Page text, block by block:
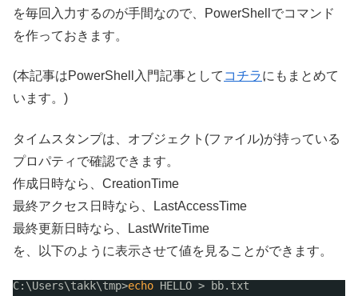
を毎回入力するのが手間なので、PowerShellでコマンド
を作っておきます。
(本記事はPowerShell入門記事として コチラにもまとめて
います。)
タイムスタンプは、オブジェクト(ファイル)が持っている
プロパティで確認できます。
作成日時なら、CreationTime
最終アクセス日時なら、LastAccessTime
最終更新日時なら、LastWriteTime
を、以下のように表示させて値を見ることができます。
C:\Users\takk\tmp>echo HELLO > bb.txt